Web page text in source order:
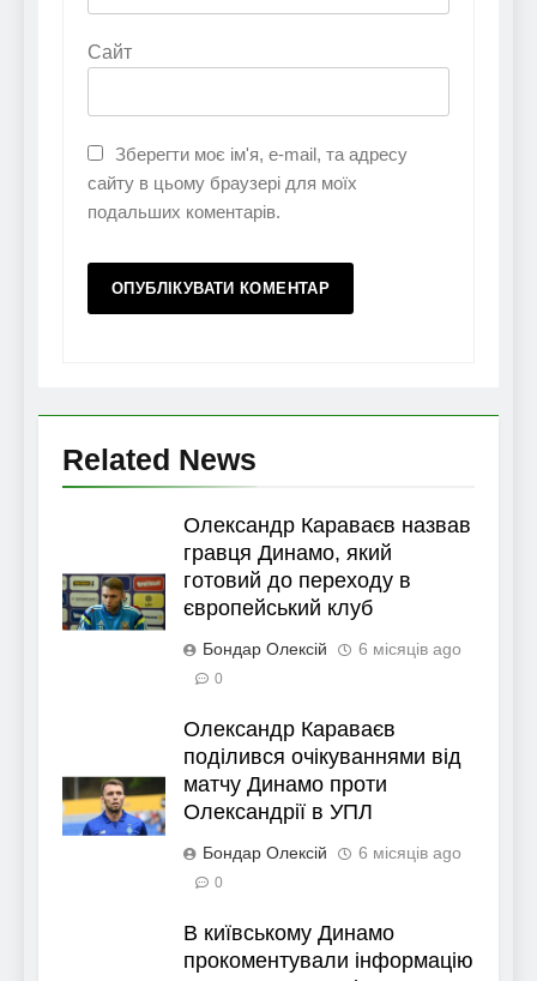
Сайт
Зберегти моє ім'я, e-mail, та адресу
сайту в цьому браузері для моїх
подальших коментарів.
Related News
Олександр Караваєв назвав
гравця Динамо, який
готовий до переходу в
європейський клуб
Бондар Олексій 6 місяців ago
0
Олександр Караваєв
поділився очікуваннями від
матчу Динамо проти
Олександрії в УПЛ
Бондар Олексій 6 місяців ago
0
В київському Динамо
прокоментували інформацію